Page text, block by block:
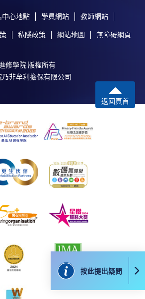
頒授課程內其他單元
一學歷頒授課程及其他單元或繳
負責人會通知學員有關程序。
、「微信支付」(Online WeChat
(Online Alipay) 或 「轉數快」(FPS)
按此提出疑問
折
心地點 學員網站 教師網站
私隱政策 網站地圖 無障礙網頁
修學院 版權所有
非牟利擔保有限公司
返回頁首